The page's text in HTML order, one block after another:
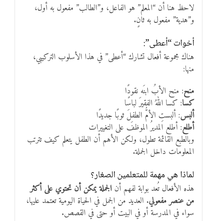
لاحظ هنا أن “المعلم” هو الفاعل، و”الطالب” مفعول به أول،
و”هدية” مفعول به ثانٍ.
أخوات “أعطى”:
هناك مجموعة أفعال تشارك “أعطى” في هذا الأسلوب التركيبي،
منها:
منح: منح الأبُ ابنَه نقودًا
كسا: كسا اللهُ الفقيرَ لباسًا
ألبس: ألبستِ الأمُّ الطفلَ ثوبًا جديدًا
أطلع: أطلع المديرُ الموظفَ على التغييرات
وبالطبع القائمة تطول، ولكن الأهم أن الطفل يتعلم كيف تترتب
المعلومات داخل الجملة.
لماذا هي مهمة للمتعلمين الصغار؟
هذه الأفعال تُعد بوابة لفهم أن الجملة يمكن أن تحتوي على أكثر
من عنصر مفعولي. العديد من الجمل في الحياة اليومية تعتمد عليها،
سواء في المدرسة أو في البيت أو حتى في القصص.